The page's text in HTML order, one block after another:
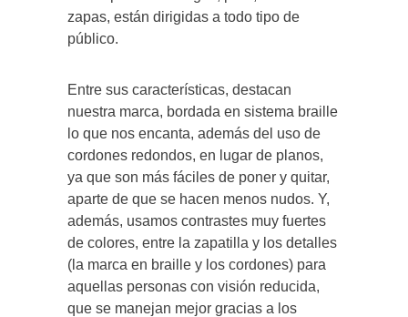
zapas, están dirigidas a todo tipo de
público.
Entre sus características, destacan
nuestra marca, bordada en sistema braille
lo que nos encanta, además del uso de
cordones redondos, en lugar de planos,
ya que son más fáciles de poner y quitar,
aparte de que se hacen menos nudos. Y,
además, usamos contrastes muy fuertes
de colores, entre la zapatilla y los detalles
(la marca en braille y los cordones) para
aquellas personas con visión reducida,
que se manejan mejor gracias a los